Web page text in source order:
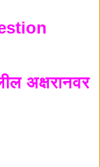
अक्षरानवर